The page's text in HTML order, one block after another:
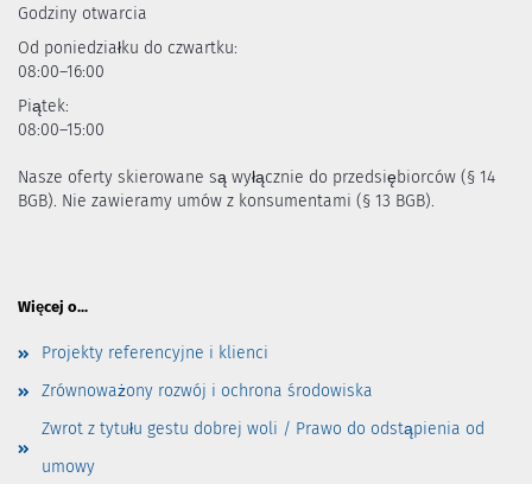
Godziny otwarcia
Od poniedziałku do czwartku:
08:00–16:00
Piątek:
08:00–15:00
Nasze oferty skierowane są wyłącznie do przedsiębiorców (§ 14
BGB). Nie zawieramy umów z konsumentami (§ 13 BGB).
Więcej o...
Projekty referencyjne i klienci
Zrównoważony rozwój i ochrona środowiska
Zwrot z tytułu gestu dobrej woli / Prawo do odstąpienia od
umowy